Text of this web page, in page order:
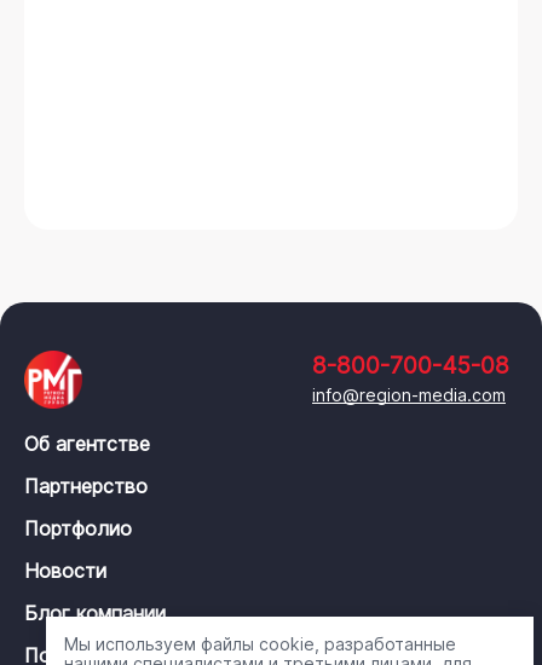
8-800-700-45-08
info@region-media.com
Об агентстве
Партнерство
Портфолио
Новости
Блог компании
Политика конфиденциальности
Мы используем файлы cookie, разработанные